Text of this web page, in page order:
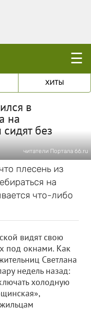
☰
ХИТЫ
в
на
без
читатели Портала 66.ru
плесень из
на
что-либо
видят свою
под окнами. Как
Светлана
недель назад:
холодную